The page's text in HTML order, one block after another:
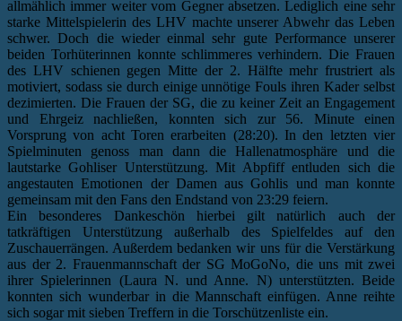
allmählich immer weiter vom Gegner absetzen. Lediglich eine sehr
starke Mittelspielerin des LHV machte unserer Abwehr das Leben
schwer. Doch die wieder einmal sehr gute Performance unserer
beiden Torhüterinnen konnte schlimmeres verhindern. Die Frauen
des LHV schienen gegen Mitte der 2. Hälfte mehr frustriert als
motiviert, sodass sie durch einige unnötige Fouls ihren Kader selbst
dezimierten. Die Frauen der SG, die zu keiner Zeit an Engagement
und Ehrgeiz nachließen, konnten sich zur 56. Minute einen
Vorsprung von acht Toren erarbeiten (28:20). In den letzten vier
Spielminuten genoss man dann die Hallenatmosphäre und die
lautstarke Gohliser Unterstützung. Mit Abpfiff entluden sich die
angestauten Emotionen der Damen aus Gohlis und man konnte
gemeinsam mit den Fans den Endstand von 23:29 feiern.
Ein besonderes Dankeschön hierbei gilt natürlich auch der
tatkräftigen Unterstützung außerhalb des Spielfeldes auf den
Zuschauerrängen. Außerdem bedanken wir uns für die Verstärkung
aus der 2. Frauenmannschaft der SG MoGoNo, die uns mit zwei
ihrer Spielerinnen (Laura N. und Anne. N) unterstützten. Beide
konnten sich wunderbar in die Mannschaft einfügen. Anne reihte
sich sogar mit sieben Treffern in die Torschützenliste ein.